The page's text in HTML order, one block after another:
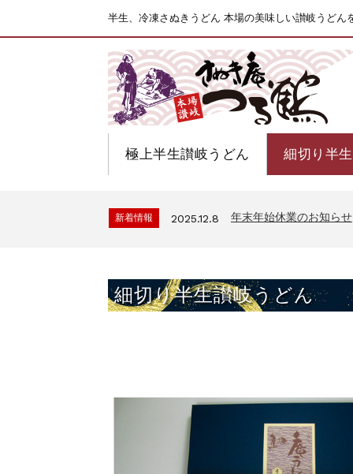
半生、冷凍さぬきうどん 本場の美味しい讃岐うどん
極上半生讃岐うどん 細切り半
新着情報 2025.12.8 年末年始休業のお知らせ
細切り半生讃岐うどん